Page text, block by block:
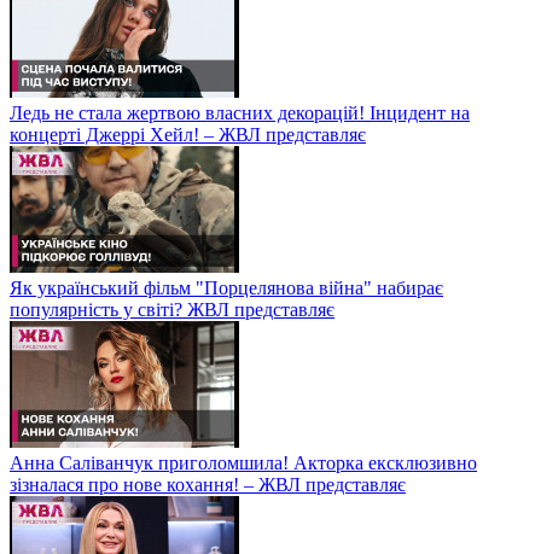
Ледь не стала жертвою власних декорацій! Інцидент на
концерті Джеррі Хейл! – ЖВЛ представляє
Як український фільм "Порцелянова війна" набирає
популярність у світі? ЖВЛ представляє
Анна Саліванчук приголомшила! Акторка ексклюзивно
зізналася про нове кохання! – ЖВЛ представляє